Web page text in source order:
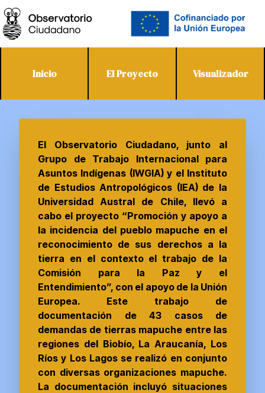
Inicio El Proyecto Visualizador
El Observatorio Ciudadano, junto al
Grupo de Trabajo Internacional para
Asuntos Indígenas (IWGIA) y el Instituto
de Estudios Antropológicos (IEA) de la
Universidad Austral de Chile, llevó a
cabo el proyecto “Promoción y apoyo a
la incidencia del pueblo mapuche en el
reconocimiento de sus derechos a la
tierra en el contexto el trabajo de la
Comisión para la Paz y el
Entendimiento”, con el apoyo de la Unión
Europea. Este trabajo de
documentación de 43 casos de
demandas de tierras mapuche entre las
regiones del Biobío, La Araucanía, Los
Ríos y Los Lagos se realizó en conjunto
con diversas organizaciones mapuche.
La documentación incluyó situaciones